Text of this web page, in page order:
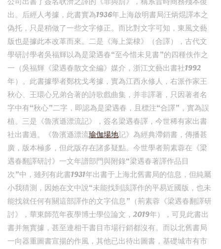
出。后經人考據，此書實為1936年上海啟明書局汪炳焜譯本之
偽托，只是稍做了一些文字修正。而比對文字可知，東風文藝
版也是據此本改革而來。二是《海上棠棣》（合譯），古代文
學研討學者吳福輝以為是梁遇春“至今惜未見書”的四種佚作之
一（吳福輝《梁遇春散文全編》媒介，浙江文藝出書社1992
年）。此書據學者鄭枕戈考據，實為江西永修人，右派作家王
秋心、王環心兄弟合著的詩歌戲曲集，并非譯著，只因著者名
字中有“秋心”二字，即認為是梁遇春，且標注“合譯”，實為誤
植。三是《魯濱遜漂流記》，簽名梁遇春譯，今世稀有家出書
社出書過。《魯濱遜漂流瑜伽場地記》為經典滯銷書，傳播甚
廣，版本極多，但此版存在諸多疑點。今世學者荊素蓉在《梁
遇春翻譯研討》一文年譜部門與附錄“梁遇春著譯作品目
次”中，雖列有此書1931年出書于上海北舊書局的信息，但純屬
小我猜測，因她在文中說“未能找到該譯作的平易近國版，也未
能找就任何有關這部譯作的文字信息”（荊素蓉《梁遇春翻譯研
討》，華東師范年夜學博士學位論文，2019年），可見此書出
書并無實據，甚至連相干書目市場行銷都沒有。而以北舊書局
一向器重圖書宣揚的作風，其他已出待出圖書，基礎城市有市